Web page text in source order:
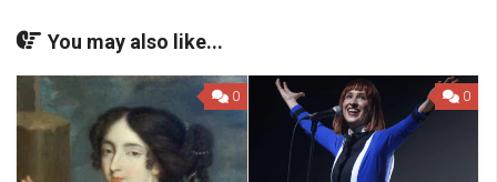
You may also like...
0 0